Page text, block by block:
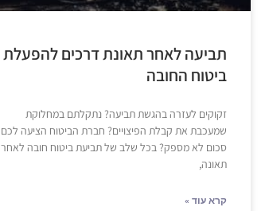
תביעה לאחר תאונת דרכים להפעלת
ביטוח החובה
זקוקים לעזרה בהגשת תביעה? נתקלתם במחלוקת
שמעכבת את קבלת הפיצויים? חברת הביטוח הציעה לכם
סכום לא מספק? בכל שלב של תביעת ביטוח חובה לאחר
תאונה,
קרא עוד »